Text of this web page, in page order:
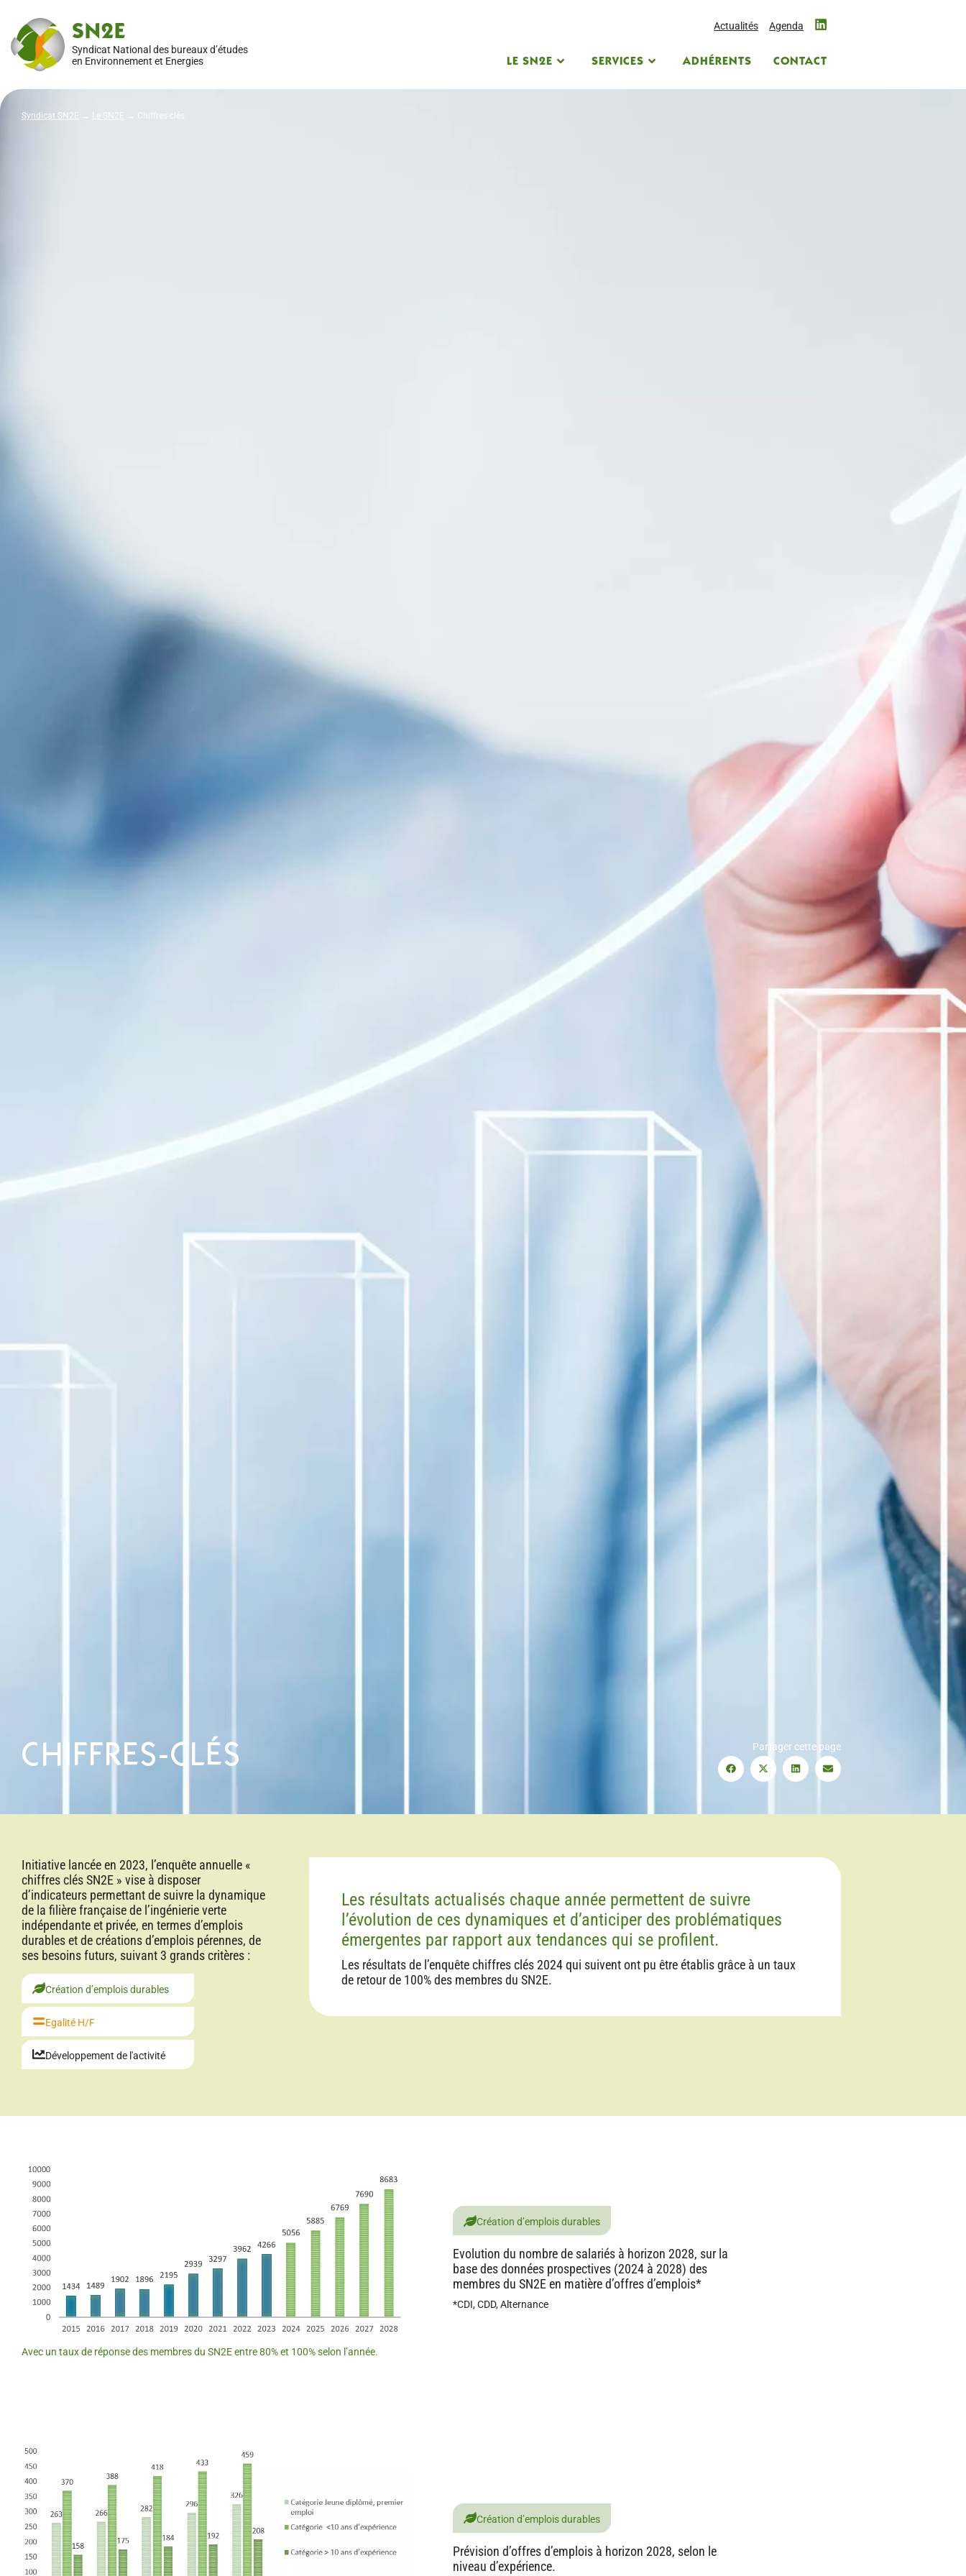
SN2E
Syndicat National des bureaux d’études
en Environnement et Energies
Actualités Agenda
LE SN2E SERVICES ADHÉRENTS CONTACT
Syndicat SN2E → Le SN2E → Chiffres-clés
CHIFFRES-CLÉS Partager cette page
Initiative lancée en 2023, l’enquête annuelle «
chiffres clés SN2E » vise à disposer
d’indicateurs permettant de suivre la dynamique
de la filière française de l’ingénierie verte
indépendante et privée, en termes d’emplois
durables et de créations d’emplois pérennes, de
ses besoins futurs, suivant 3 grands critères :
Création d’emplois durables
Egalité H/F
Développement de l'activité
Les résultats actualisés chaque année permettent de suivre
l’évolution de ces dynamiques et d’anticiper des problématiques
émergentes par rapport aux tendances qui se profilent.
Les résultats de l’enquête chiffres clés 2024 qui suivent ont pu être établis grâce à un taux
de retour de 100% des membres du SN2E.
Avec un taux de réponse des membres du SN2E entre 80% et 100% selon l’année.
Création d’emplois durables
Evolution du nombre de salariés à horizon 2028, sur la
base des données prospectives (2024 à 2028) des
membres du SN2E en matière d’offres d’emplois*
*CDI, CDD, Alternance
Création d’emplois durables
Prévision d’offres d’emplois à horizon 2028, selon le
niveau d’expérience.